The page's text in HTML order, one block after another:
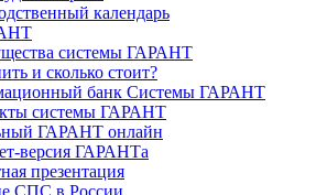
календарь
системы ГАРАНТ
и сколько стоит?
банк Системы ГАРАНТ
системы ГАРАНТ
ГАРАНТ онлайн
версия ГАРАНТа
презентация
СПС в России